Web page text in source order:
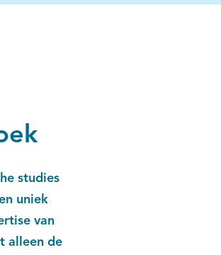
studies
uniek
van
alleen de